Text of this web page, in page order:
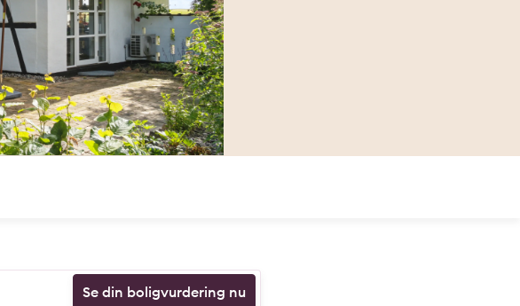
Se din boligvurdering nu